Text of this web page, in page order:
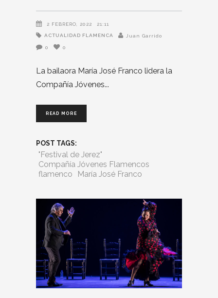
2 FEBRERO, 2022 21:11
ACTUALIDAD FLAMENCA Juan Garrido
0 0
La bailaora María José Franco lidera la
Compañía Jóvenes
READ MORE
POST TAGS:
"Festival de Jerez"
Compañía Jóvenes Flamencos
flamenco
María José Franco